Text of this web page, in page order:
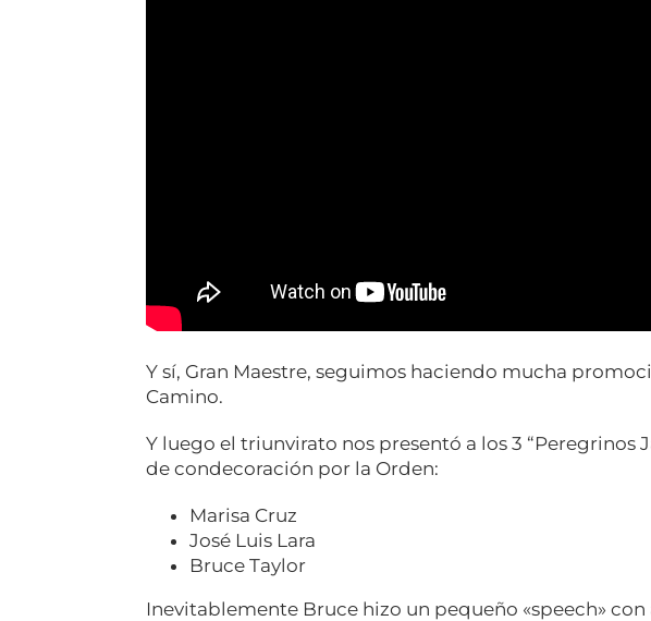
Y sí, Gran Maestre, seguimos haciendo mucha
Camino.
Y luego el triunvirato nos presentó a los 3 “Peregrinos
de condecoración por la Orden:
Marisa Cruz
José Luis Lara
Bruce Taylor
Inevitablemente Bruce hizo un pequeño «speech» con